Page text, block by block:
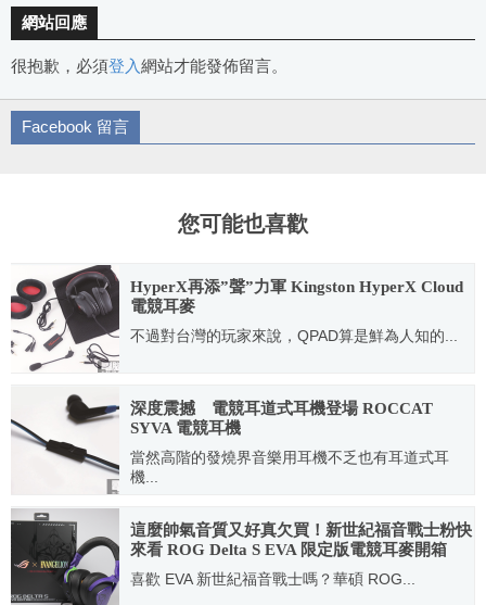
網站回應
很抱歉，必須登入網站才能發佈留言。
Facebook 留言
您可能也喜歡
HyperX再添”聲”力軍 Kingston HyperX Cloud
電競耳麥
不過對台灣的玩家來說，QPAD算是鮮為人知的...
深度震撼 電競耳道式耳機登場 ROCCAT
SYVA 電競耳機
當然高階的發燒界音樂用耳機不乏也有耳道式耳
機...
2014.05.30
這麼帥氣音質又好真欠買！新世紀福音戰士粉快
來看 ROG Delta S EVA 限定版電競耳麥開箱
喜歡 EVA 新世紀福音戰士嗎？華碩 ROG...